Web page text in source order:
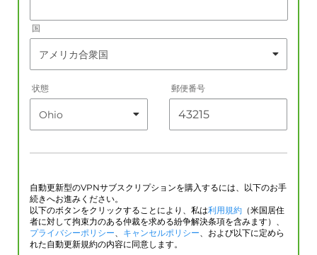
国
状態 郵便番号
自動更新型のVPNサブスクリプションを購入するには、以下のお手
続きへお進みください。
以下のボタンをクリックすることにより、私は利用規約 （米国居住
者に対して拘束力のある仲裁を求める紛争解決条項を含みます）、
プライバシーポリシー、 キャンセルポリシー、および以下に定めら
れた自動更新規約の内容に同意します。